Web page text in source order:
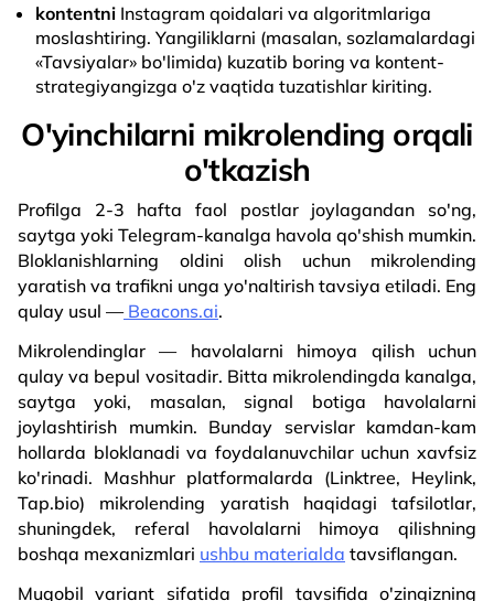
kontentni Instagram qoidalari va algoritmlariga
moslashtiring. Yangiliklarni (masalan, sozlamalardagi
«Tavsiyalar» bo'limida) kuzatib boring va kontent-
strategiyangizga o'z vaqtida tuzatishlar kiriting.
O'yinchilarni mikrolending orqali
o'tkazish
Profilga 2-3 hafta faol postlar joylagandan so'ng,
saytga yoki Telegram-kanalga havola qo'shish mumkin.
Bloklanishlarning oldini olish uchun mikrolending
yaratish va trafikni unga yo'naltirish tavsiya etiladi. Eng
qulay usul —Beacons.ai.
Mikrolendinglar — havolalarni himoya qilish uchun
qulay va bepul vositadir. Bitta mikrolendingda kanalga,
saytga yoki, masalan, signal botiga havolalarni
joylashtirish mumkin. Bunday servislar kamdan-kam
hollarda bloklanadi va foydalanuvchilar uchun xavfsiz
ko'rinadi. Mashhur platformalarda (Linktree, Heylink,
Tap.bio) mikrolending yaratish haqidagi tafsilotlar,
shuningdek, referal havolalarni himoya qilishning
boshqa mexanizmlari ushbu materialda tavsiflangan.
Muqobil variant sifatida profil tavsifida o'zingizning